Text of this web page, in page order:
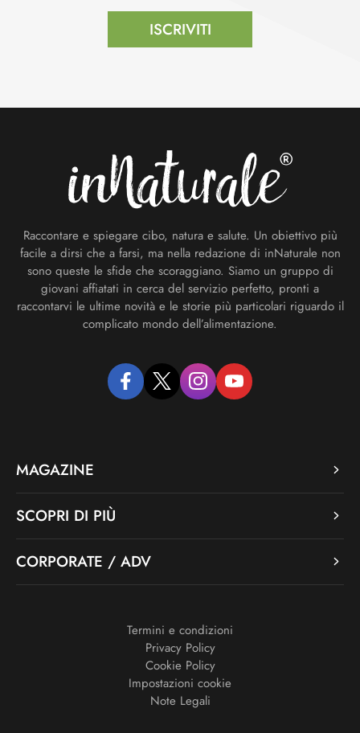
ISCRIVITI
Raccontare e spiegare cibo, natura e salute. Un obiettivo più
facile a dirsi che a farsi, ma nella redazione di inNaturale non
sono queste le sfide che scoraggiano. Siamo un gruppo di
giovani affiatati in cerca del servizio perfetto, pronti a
raccontarvi le ultime novità e le storie più particolari riguardo il
complicato mondo dell’alimentazione.
facebooktwitter instagramyoutube
MAGAZINE
SCOPRI DI PIÙ
CORPORATE / ADV
Termini e condizioni
Privacy Policy
Cookie Policy
Impostazioni cookie
Note Legali